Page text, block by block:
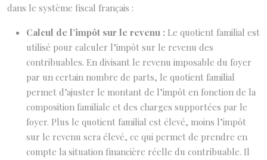
dans le système fiscal français :
Calcul de l’impôt sur le revenu : Le quotient familial est
utilisé pour calculer l’impôt sur le revenu des
contribuables. En divisant le revenu imposable du foyer
par un certain nombre de parts, le quotient familial
permet d’ajuster le montant de l’impôt en fonction de la
composition familiale et des charges supportées par le
foyer. Plus le quotient familial est élevé, moins l’impôt
sur le revenu sera élevé, ce qui permet de prendre en
compte la situation financière réelle du contribuable. Il